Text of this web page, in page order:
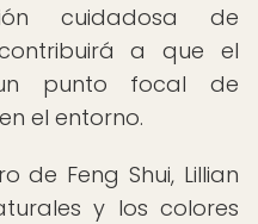
cuidadosa de
a que el
punto focal de
el entorno.
de Feng Shui, Lillian
y los colores